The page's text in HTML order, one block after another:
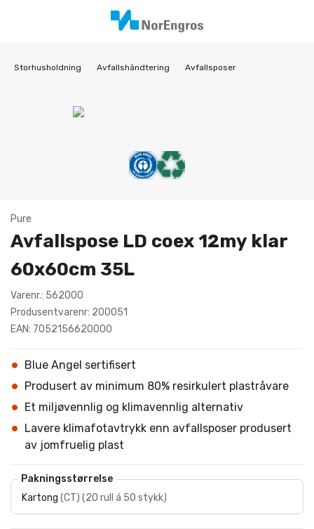
Storhusholdning Avfallshåndtering Avfallsposer
Pure
Avfallspose LD coex 12my klar
60x60cm 35L
Varenr.: 562000
Produsentvarenr: 200051
EAN: 7052156620000
Blue Angel sertifisert
Produsert av minimum 80% resirkulert plastråvare
Et miljøvennlig og klimavennlig alternativ
Lavere klimafotavtrykk enn avfallsposer produsert
av jomfruelig plast
Pakningsstørrelse
Kartong (CT) (20 rull á 50 stykk)